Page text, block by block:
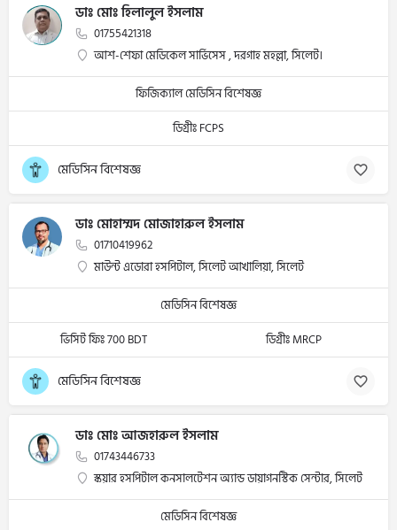
ডাঃ মোঃ হিলালুল ইসলাম
01755421318
আশ-শেফা মেডিকেল সার্ভিসেস , দরগাহ মহল্লা, সিলেট।
ফিজিক্যাল মেডিসিন বিশেষজ্ঞ
ডিগ্রীঃ FCPS
মেডিসিন বিশেষজ্ঞ
ডাঃ মোহাম্মদ মোজাহারুল ইসলাম
01710419962
মাউন্ট এডোরা হসপিটাল, সিলেট আখালিয়া, সিলেট
মেডিসিন বিশেষজ্ঞ
ভিসিট ফিঃ 700 BDT
ডিগ্রীঃ MRCP
মেডিসিন বিশেষজ্ঞ
ডাঃ মোঃ আজহারুল ইসলাম
01743446733
স্কয়ার হসপিটাল কনসালটেশন অ্যান্ড ডায়াগনস্টিক সেন্টার, সিলেট
মেডিসিন বিশেষজ্ঞ